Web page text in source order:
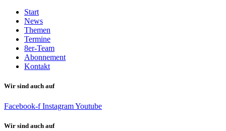
Start
News
Themen
Termine
8er-Team
Abonnement
Kontakt
Wir sind auch auf
Facebook-f InstagramYoutube
Wir sind auch auf